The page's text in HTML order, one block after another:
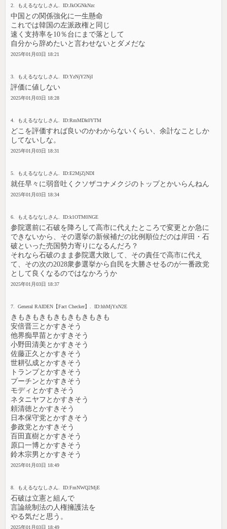
2. もえるななしさん. ID:JkOGNkNzc
中国との関係強化に一生懸命
これでは韓国の左派政権と同じ
速く支持率を10％台にまで落として
自分から辞めたいと言わせないとダメだな
2025年01月03日 18:21
3. もえるななしさん. ID:YzNjY2NjI
評価に値しない
2025年01月03日 18:28
4. もえるななしさん. ID:RmMDk0YTM
どこを評価すれば良いのかわからないくらい、余計なことしか
してないしな。
2025年01月03日 18:31
5. もえるななしさん. ID:E2MjZjNDI
就任早々に弱音吐くクソザコナメクジのトップとかいらんねん
2025年01月03日 18:34
6. もえるななしさん. ID:k1OTM0NGE
参院選前に石破を降ろして高市に代えたところで変更とか急に
できないから、その選挙の新候補だの比例順位だのは岸田・石
破といった売国勢力寄りになるんだろ？
それなら石破のまま参院選大敗して、その責任で高市に代え
て、その次の2028衆参選挙から自民を大勝させるのが一番政党
として良くなるのではなかろうか
2025年01月03日 18:37
7. General RAIDEN【Fact Checker】. ID:hhMjYxN2E
きもきもきもきもきもきもきも
安倍晋三とかすきそう
他界痴早苗とかすきそう
小野田清美とかすきそう
佐藤正久とかすきそう
世耕弘成とかすきそう
トランプとかすきそう
プーチンとかすきそう
モディとかすきそう
ネタニヤフとかすきそう
頼清徳とかすきそう
日本保守党とかすきそう
参政党とかすきそう
百田直樹とかすきそう
原口一博とかすきそう
鈴木宗男とかすきそう
2025年01月03日 18:49
8. もえるななしさん. ID:FmNWQ2MjE
石破は立憲と組んで
言論統制法の人権擁護法を
やる気だと思う。
2025年01月03日 18:49